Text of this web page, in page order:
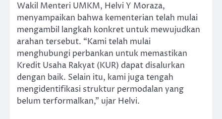
Wakil Menteri UMKM, Helvi Y Moraza,
menyampaikan bahwa kementerian telah mulai
mengambil langkah konkret untuk mewujudkan
arahan tersebut. “Kami telah mulai
menghubungi perbankan untuk memastikan
Kredit Usaha Rakyat (KUR) dapat disalurkan
dengan baik. Selain itu, kami juga tengah
mengidentifikasi struktur permodalan yang
belum terformalkan,” ujar Helvi.